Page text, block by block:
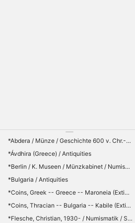
*Abdera / Münze / Geschichte 600 v. Chr.-200 / Geschichte : 600 v. Chr.-200
*Ávdhira (Greece) / Antiquities
*Berlin / K. Museen / Münzkabinet / Numismatics
*Bulgaria / Antiquities
*Coins, Greek -- Greece -- Maroneia (Extinct city) / Coins, Ancient -- Thrace / Maroneia (Extinct city) / Thrace -- Antiquities
*Coins, Thracian -- Bulgaria -- Kabile (Extinct city) / Thracians -- Kings and rulers
*Flesche, Christian, 1930- / Numismatik / Sammlung